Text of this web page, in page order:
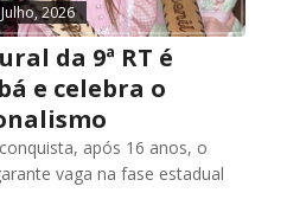
2026
da 9ª RT é
e celebra o
após 16 anos, o
vaga na fase estadual